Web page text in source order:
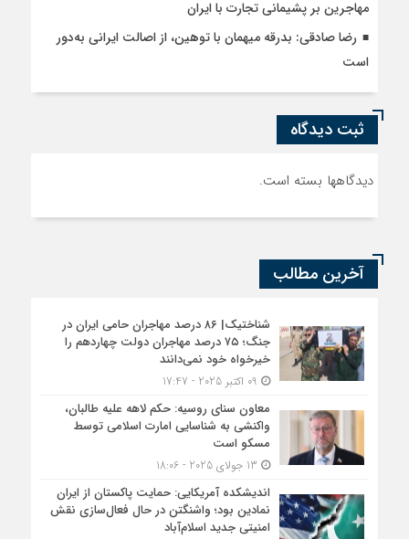
مهاجرین بر پشیمانی تجارت با ایران
رضا صادقی: بدرقه میهمان با توهین، از اصالت ایرانی به‌دور
است
ثبت دیدگاه
دیدگاهها بسته است.
آخرین مطالب
شناختیک| ۸۶ درصد مهاجران حامی ایران در
جنگ؛ ۷۵ درصد مهاجران دولت چهاردهم را
خیرخواه خود نمی‌دانند
معاون سنای روسیه: حکم لاهه علیه طالبان،
واکنشی به شناسایی امارت اسلامی توسط
مسکو است
اندیشکده آمریکایی: حمایت پاکستان از ایران
نمادین بود؛ واشنگتن در حال فعال‌سازی نقش
امنیتی جدید اسلام‌آباد